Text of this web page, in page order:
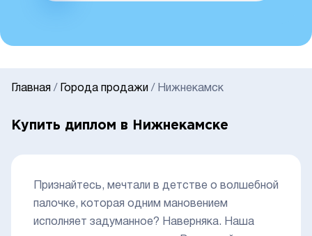
Главная / Города продажи / Нижнекамск
Купить диплом в Нижнекамске
Признайтесь, мечтали в детстве о волшебной
палочке, которая одним мановением
исполняет задуманное? Наверняка. Наша